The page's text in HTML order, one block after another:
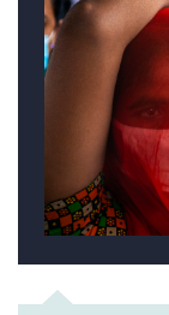
ХРОНИКА